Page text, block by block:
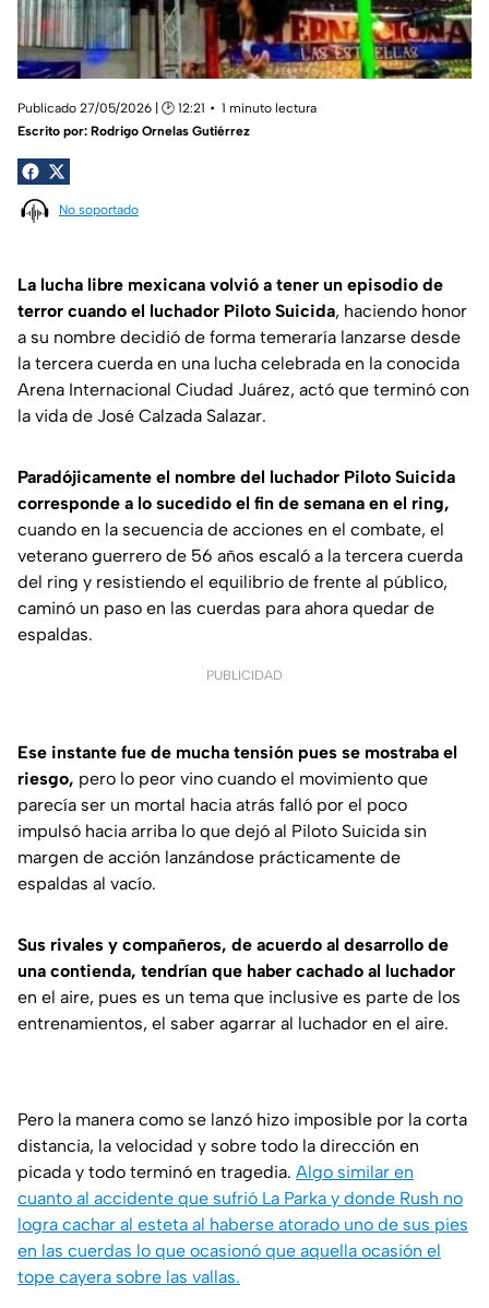
Publicado 27/05/2026 | 🕑 12:21
1 minuto lectura
Escrito por: Rodrigo Ornelas Gutiérrez
No soportado
La lucha libre mexicana volvió a tener un episodio de
terror cuando el luchador Piloto Suicida, haciendo honor
a su nombre decidió de forma temeraría lanzarse desde
la tercera cuerda en una lucha celebrada en la conocida
Arena Internacional Ciudad Juárez, actó que terminó con
la vida de José Calzada Salazar.
Paradójicamente el nombre del luchador Piloto Suicida
corresponde a lo sucedido el fin de semana en el ring,
cuando en la secuencia de acciones en el combate, el
veterano guerrero de 56 años escaló a la tercera cuerda
del ring y resistiendo el equilibrio de frente al público,
caminó un paso en las cuerdas para ahora quedar de
espaldas.
PUBLICIDAD
Ese instante fue de mucha tensión pues se mostraba el
riesgo, pero lo peor vino cuando el movimiento que
parecía ser un mortal hacia atrás falló por el poco
impulsó hacia arriba lo que dejó al Piloto Suicida sin
margen de acción lanzándose prácticamente de
espaldas al vacío.
Sus rivales y compañeros, de acuerdo al desarrollo de
una contienda, tendrían que haber cachado al luchador
en el aire, pues es un tema que inclusive es parte de los
entrenamientos, el saber agarrar al luchador en el aire.
Pero la manera como se lanzó hizo imposible por la corta
distancia, la velocidad y sobre todo la dirección en
picada y todo terminó en tragedia. Algo similar en
cuanto al accidente que sufrió La Parka y donde Rush no
logra cachar al esteta al haberse atorado uno de sus pies
en las cuerdas lo que ocasionó que aquella ocasión el
tope cayera sobre las vallas.